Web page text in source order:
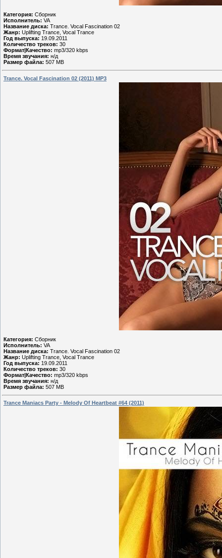
Категория: Сборник
Исполнитель: VA
Название диска: Trance. Vocal Fascination 02
Жанр: Uplifting Trance, Vocal Trance
Год выпуска: 19.09.2011
Количество треков: 30
Формат|Качество: mp3/320 kbps
Время звучания: н/д
Размер файла: 507 MB
Trance. Vocal Fascination 02 (2011) MP3
Категория: Сборник
Исполнитель: VA
Название диска: Trance. Vocal Fascination 02
Жанр: Uplifting Trance, Vocal Trance
Год выпуска: 19.09.2011
Количество треков: 30
Формат|Качество: mp3/320 kbps
Время звучания: н/д
Размер файла: 507 MB
Trance Maniacs Party - Melody Of Heartbeat #64 (2011)